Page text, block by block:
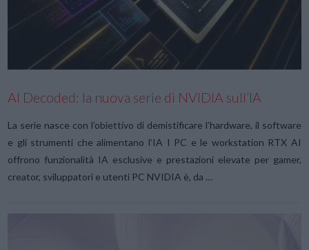
VIEW POST
AI Decoded: la nuova serie di NVIDIA sull’IA
La serie nasce con l’obiettivo di demistificare l’hardware, il software
e gli strumenti che alimentano l’IA I PC e le workstation RTX AI
offrono funzionalità IA esclusive e prestazioni elevate per gamer,
creator, sviluppatori e utenti PC NVIDIA è, da …